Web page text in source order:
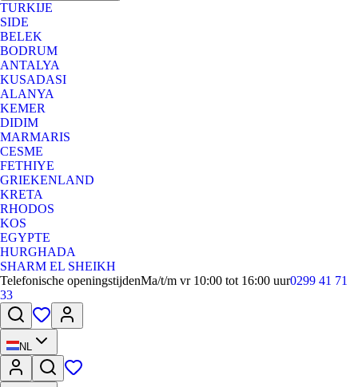
TURKIJE
SIDE
BELEK
BODRUM
ANTALYA
KUSADASI
ALANYA
KEMER
DIDIM
MARMARIS
CESME
FETHIYE
GRIEKENLAND
KRETA
RHODOS
KOS
EGYPTE
HURGHADA
SHARM EL SHEIKH
Telefonische openingstijdenMa/t/m vr 10:00 tot 16:00 uur0299 41 71
33
NL